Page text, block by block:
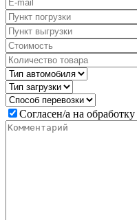
Cогласен/а на обработку